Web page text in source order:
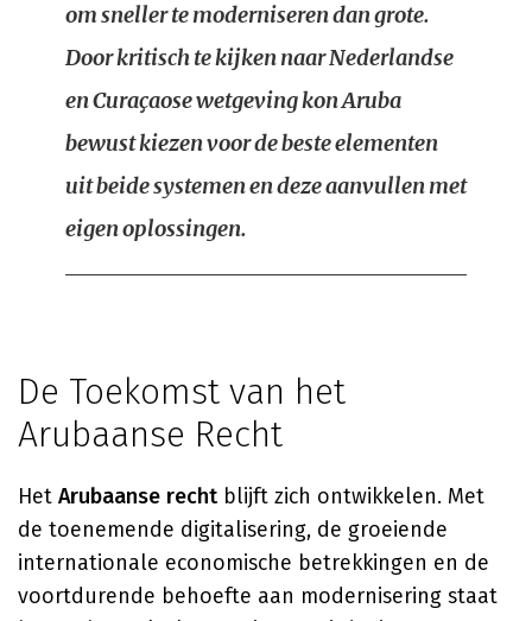
om sneller te moderniseren dan grote.
Door kritisch te kijken naar Nederlandse
en Curaçaose wetgeving kon Aruba
bewust kiezen voor de beste elementen
uit beide systemen en deze aanvullen met
eigen oplossingen.
De Toekomst van het
Arubaanse Recht
Het Arubaanse recht blijft zich ontwikkelen. Met
de toenemende digitalisering, de groeiende
internationale economische betrekkingen en de
voortdurende behoefte aan modernisering staat